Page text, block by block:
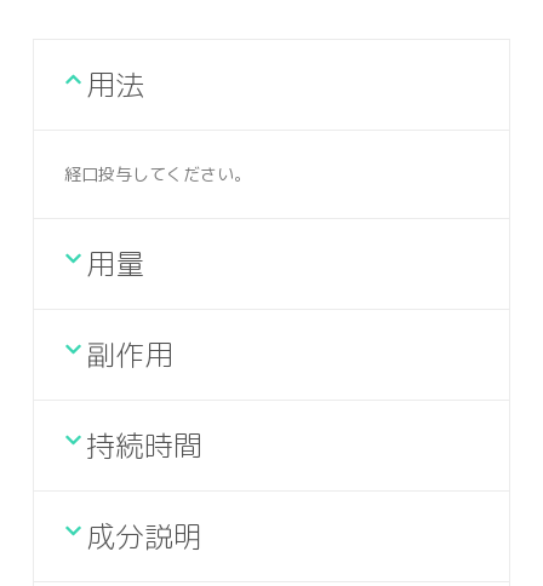
用法
経口投与してください。
用量
副作用
持続時間
成分説明